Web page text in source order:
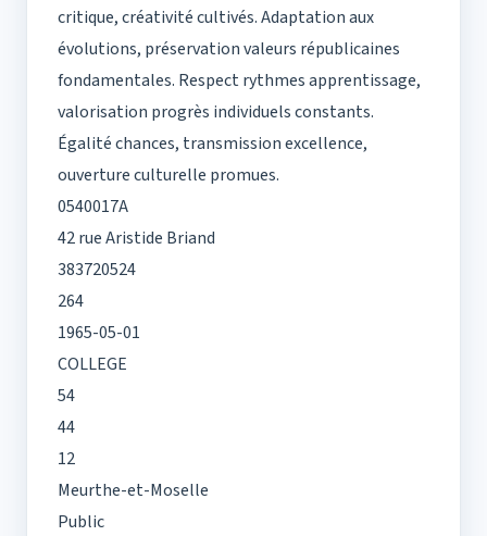
critique, créativité cultivés. Adaptation aux
évolutions, préservation valeurs républicaines
fondamentales. Respect rythmes apprentissage,
valorisation progrès individuels constants.
Égalité chances, transmission excellence,
ouverture culturelle promues.
0540017A
42 rue Aristide Briand
383720524
264
1965-05-01
COLLEGE
54
44
12
Meurthe-et-Moselle
Public